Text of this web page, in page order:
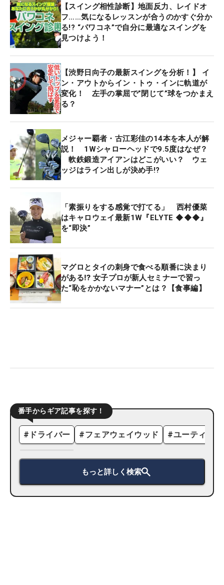
【スイング相性診断】地面反力、レイドオ
フ……気になるレッスンが合うのかすぐ分か
る!? “パワコネ”で自分に最適なスイングを
見つけよう！
【渋野日向子の最新スイングを分析！】 イ
ン・アウトからイン・トゥ・インに軌道が
変化！ 左手の掌屈で”閉じて”球をつかまえ
る？
メジャー覇者・古江彩佳の14本を本人が解
説！ 1Wシャローヘッドで9.5度はなぜ？
軟鉄鍛造アイアンはどこがいい？ ウェ
ッジはライン出しが決め手!?
「素振りをする感覚で打てる」 西村優菜
はキャロウェイ最新1W『ELYTE ◆◆◆』
を“即決”
マグロとタイの刺身で食べる順番に決まり
がある⁉ 女子プロが新人セミナーで習っ
た“恥をかかないマナー”とは？【食事編】
番手からギア記事を探す！
# ドライバー #フェアウェイウッド #ユーティリ
もっと詳しく検索